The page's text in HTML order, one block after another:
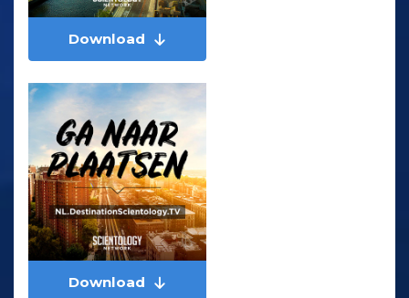
Download
Download